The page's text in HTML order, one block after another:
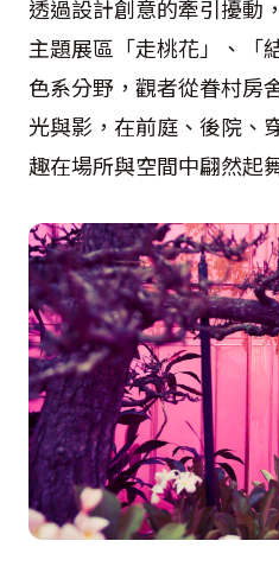
透過設計創意的牽引擾動
主題展區「走桃花」、「
色系分野，觀者從眷村房
光與影，在前庭、後院、
趣在場所與空間中翩然起